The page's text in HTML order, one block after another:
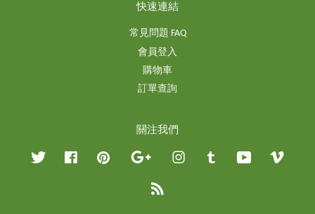
快速連結
常見問題 FAQ
會員登入
購物車
訂單查詢
關注我們
Twitter Facebook Pinterest Google InstagramTumblr YouTube